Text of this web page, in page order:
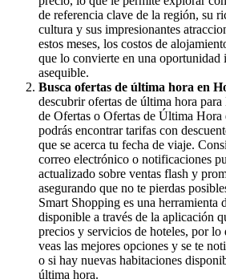
de referencia clave de la región, su
cultura y sus impresionantes
estos meses, los costos de
que lo convierte en una oportunidad
asequible.
Busca ofertas de última hora en
descubrir ofertas de última hora
de Ofertas o Ofertas de Última Hora
podrás encontrar tarifas con
que se acerca tu fecha de viaje.
correo electrónico o notificaciones
actualizado sobre ventas flash y
asegurando que no te pierdas
Smart Shopping es una herramienta
disponible a través de la aplicación
precios y servicios de hoteles, por lo
veas las mejores opciones y se te
o si hay nuevas habitaciones
última hora.